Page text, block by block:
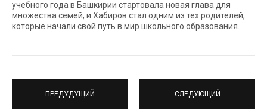
учебного года в Башкирии стартовала новая глава для
множества семей, и Хабиров стал одним из тех родителей,
которые начали свой путь в мир школьного образования.
ПРЕДУДУЩИЙ СЛЕДУЮЩИЙ